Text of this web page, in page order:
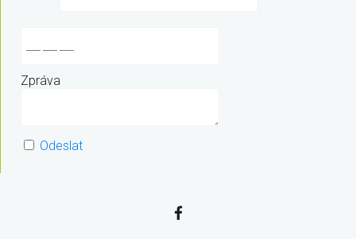
Zpráva
Odeslat